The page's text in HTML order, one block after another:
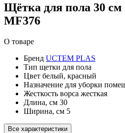
Щётка для пола 30 см
MF376
О товаре
Бренд UCTEM PLAS
Тип щетки для пола
Цвет белый, красный
Назначение для уборки
Жесткость ворса жесткая
Длина, см 30
Ширина, см 5
Все характеристики